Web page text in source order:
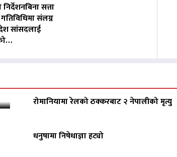
निर्देशनबिना सत्ता
गतिविधिमा संलग्न
सांसदलाई
रोमानियामा रेलको ठक्करबाट २ नेपालीको मृत्यु
धनुषामा निषेधाज्ञा हट्यो